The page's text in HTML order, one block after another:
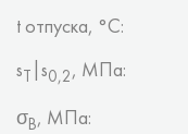
t отпуска, °C:
sТ |s0,2, МПа:
σB, МПа: